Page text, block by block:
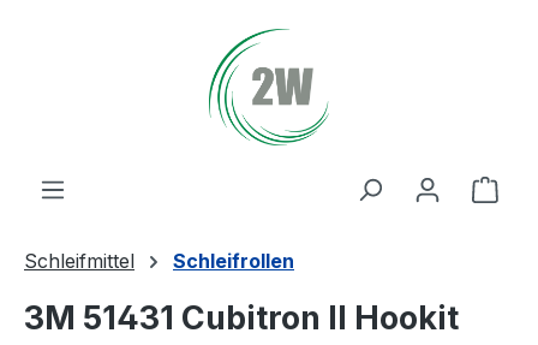
Schleifmittel Schleifrollen
3M 51431 Cubitron II Hookit